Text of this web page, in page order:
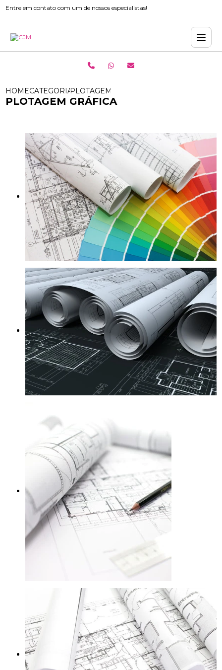
Entre em contato com um de nossos especialistas!
HOMECATEGORIASPLOTAGEM GRÁFICA
PLOTAGEM GRÁFICA